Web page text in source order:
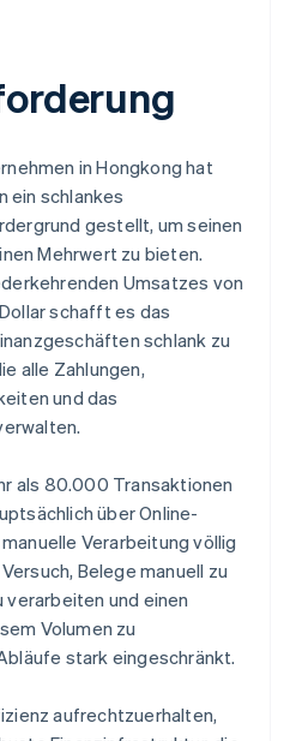
in Hongkong hat
ein schlankes
gestellt, um seinen
Mehrwert zu bieten.
Umsatzes von
schafft es das
schlank zu
alle Zahlungen,
und das
als 80.000 Transaktionen
über Online-
Verarbeitung völlig
Belege manuell zu
verarbeiten und einen
Volumen zu
stark eingeschränkt.
aufrechtzuerhalten,